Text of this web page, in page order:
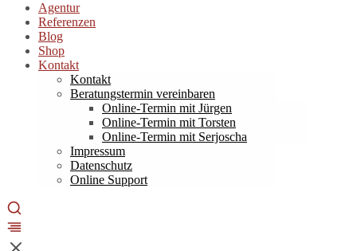
Agentur
Referenzen
Blog
Shop
Kontakt
Kontakt
Beratungstermin vereinbaren
Online-Termin mit Jürgen
Online-Termin mit Torsten
Online-Termin mit Serjoscha
Impressum
Datenschutz
Online Support